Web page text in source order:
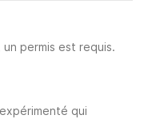
permis est requis.
qui